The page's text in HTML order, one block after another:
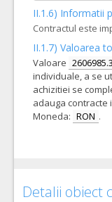
II.1.6) Informatii
Contractul este
II.1.7) Valoarea
Valoare
individuale, a se
achizitiei se
adauga contracte
Moneda: RON .
Detalii obiect